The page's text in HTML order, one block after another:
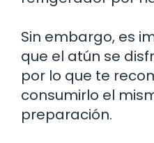
Sin embargo, es
que el atún se
por lo que te
consumirlo el
preparación.